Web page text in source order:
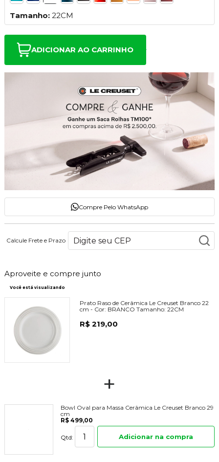
Tamanho: 22CM
ADICIONAR AO CARRINHO
Compre Pelo WhatsApp
Calcule Frete e Prazo
Aproveite e compre junto
Você está visualizando
Prato Raso de Cerâmica Le Creuset Branco 22
cm - Cor: BRANCO Tamanho: 22CM
R$ 219,00
+
Bowl Oval para Massa Cerâmica Le Creuset Branco 29
cm
R$ 499,00
Qtd: Adicionar na compra